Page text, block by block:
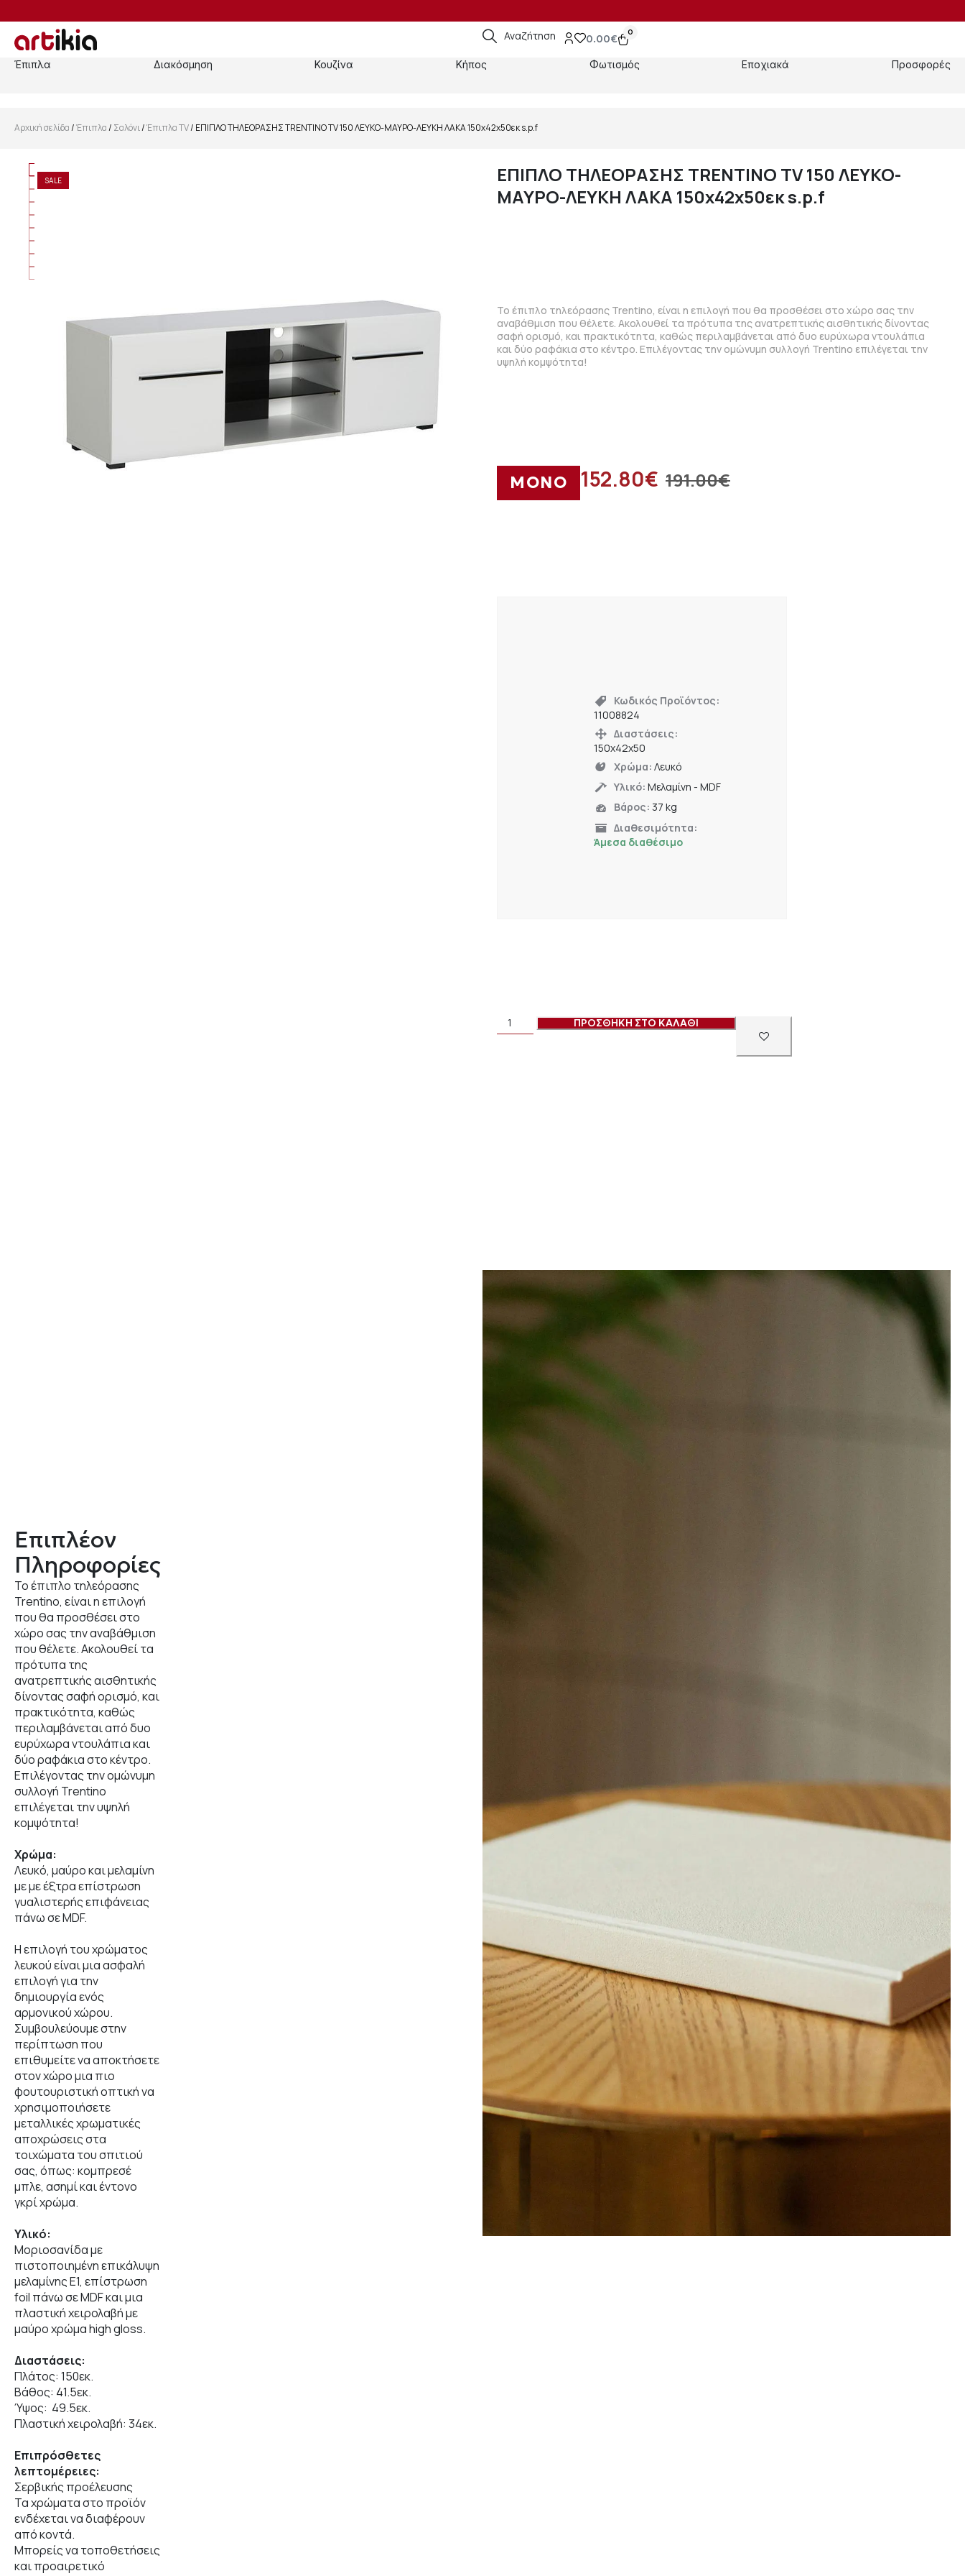
Αναζήτηση 0.00€
0
Έπιπλα Διακόσμηση Κουζίνα Κήπος Φωτισμός Εποχιακά Προσφορές
Αρχική σελίδα/Έπιπλα/ Σαλόνι/Έπιπλα TV/ ΕΠΙΠΛΟ ΤΗΛΕΟΡΑΣΗΣ TRENTINO TV 150 ΛΕΥΚΟ-ΜΑΥΡΟ-ΛΕΥΚΗ ΛΑΚΑ 150x42x50εκ s.p.f
SALE
ΕΠΙΠΛΟ ΤΗΛΕΟΡΑΣΗΣ TRENTINO TV 150 ΛΕΥΚΟ-
ΜΑΥΡΟ-ΛΕΥΚΗ ΛΑΚΑ 150x42x50εκ s.p.f
Το έπιπλο τηλεόρασης Trentino, είναι η επιλογή που θα προσθέσει στο χώρο σας την
αναβάθμιση που θέλετε. Ακολουθεί τα πρότυπα της ανατρεπτικής αισθητικής δίνοντας
σαφή ορισμό, και πρακτικότητα, καθώς περιλαμβάνεται από δυο ευρύχωρα ντουλάπια
και δύο ραφάκια στο κέντρο. Επιλέγοντας την ομώνυμη συλλογή Trentino επιλέγεται την
υψηλή κομψότητα!
ΜΟΝΟ 191.00€
152.80€
Κωδικός Προϊόντος:
11008824
Διαστάσεις:
150x42x50
Χρώμα:Λευκό
Υλικό:Μελαμίνη - MDF
Βάρος: 37 kg
Διαθεσιμότητα:
Άμεσα διαθέσιμο
ΠΡΟΣΘΗΚΗ ΣΤΟ ΚΑΛΑΘΙ
Επιπλέον
Πληροφορίες
Το έπιπλο τηλεόρασης
Trentino, είναι η επιλογή
που θα προσθέσει στο
χώρο σας την αναβάθμιση
που θέλετε. Ακολουθεί τα
πρότυπα της
ανατρεπτικής αισθητικής
δίνοντας σαφή ορισμό, και
πρακτικότητα, καθώς
περιλαμβάνεται από δυο
ευρύχωρα ντουλάπια και
δύο ραφάκια στο κέντρο.
Επιλέγοντας την ομώνυμη
συλλογή Trentino
επιλέγεται την υψηλή
κομψότητα!
Χρώμα:
Λευκό, μαύρο και μελαμίνη
με με έξτρα επίστρωση
γυαλιστερής επιφάνειας
πάνω σε MDF.
Η επιλογή του χρώματος
λευκού είναι μια ασφαλή
επιλογή για την
δημιουργία ενός
αρμονικού χώρου.
Συμβουλεύουμε στην
περίπτωση που
επιθυμείτε να αποκτήσετε
στον χώρο μια πιο
φουτουριστική οπτική να
χρησιμοποιήσετε
μεταλλικές χρωματικές
αποχρώσεις στα
τοιχώματα του σπιτιού
σας, όπως: κομπρεσέ
μπλε, ασημί και έντονο
γκρί χρώμα.
Υλικό:
Μοριοσανίδα με
πιστοποιημένη επικάλυψη
μελαμίνης Ε1, επίστρωση
foil πάνω σε MDF και μια
πλαστική χειρολαβή με
μαύρο χρώμα high gloss.
Διαστάσεις:
Πλάτος: 150εκ.
Βάθος: 41.5εκ.
Ύψος: 49.5εκ.
Πλαστική χειρολαβή: 34εκ.
Επιπρόσθετες
λεπτομέρειες:
Σερβικής προέλευσης
Τα χρώματα στο προϊόν
ενδέχεται να διαφέρουν
από κοντά.
Μπορείς να τοποθετήσεις
και προαιρετικό